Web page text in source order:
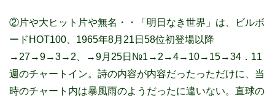
②片や大ヒット片や無名・・「明日なき世界」は、ビルボ
ードHOT100、1965年8月21日58位初登場以降
→27→9→3→2、→9月25日№1→2→4→10→15→34．11
週のチャートイン。詩の内容が内容だったっただけに、当
時のチャート内は暴風雨のようだったに違いない。直球の